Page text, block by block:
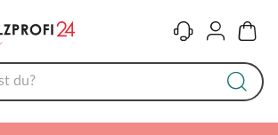
KontaktKonto